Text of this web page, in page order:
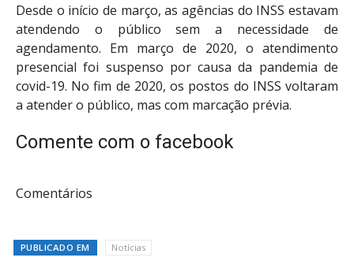
Desde o início de março, as agências do INSS estavam
atendendo o público sem a necessidade de
agendamento. Em março de 2020, o atendimento
presencial foi suspenso por causa da pandemia de
covid-19. No fim de 2020, os postos do INSS voltaram
a atender o público, mas com marcação prévia.
Comente com o facebook
Comentários
PUBLICADO EM Notícias